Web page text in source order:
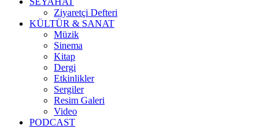
Ziyaretçi Defteri
KÜLTÜR & SANAT
Müzik
Sinema
Kitap
Dergi
Etkinlikler
Sergiler
Resim Galeri
Video
PODCAST